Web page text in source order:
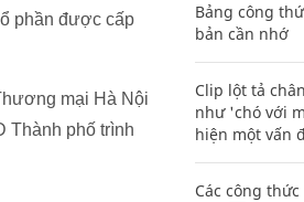
phần được cấp
mại Hà Nội
Thành phố trình
Bảng công
bản cần nhớ
Clip lột tả
như 'chó với
hiện một vấn
Các công